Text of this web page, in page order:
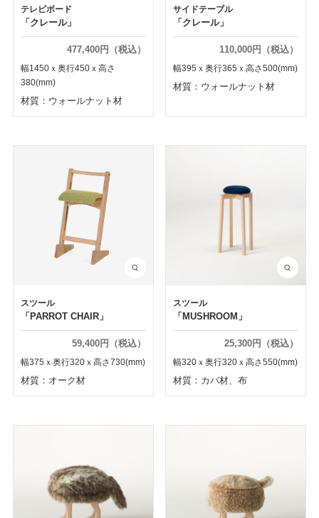
テレビボード
「クレール」
477,400円（税込）
幅1450ｘ奥行450ｘ高さ
380(mm)
材質：ウォールナット材
サイドテーブル
「クレール」
110,000円（税込）
幅395ｘ奥行365ｘ高さ500(mm)
材質：ウォールナット材
スツール
「PARROT CHAIR」
59,400円（税込）
幅375ｘ奥行320ｘ高さ730(mm)
材質：オーク材
スツール
「MUSHROOM」
25,300円（税込）
幅320ｘ奥行320ｘ高さ550(mm)
材質：カバ材、布